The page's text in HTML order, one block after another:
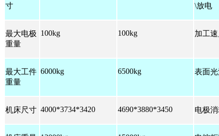
寸
\放电
最大电极
重量
100kg 100kg 加工
最大工件
重量
6000kg 6500kg 表面
机床尺寸 4000*3734*3420 4690*3880*3450 电极